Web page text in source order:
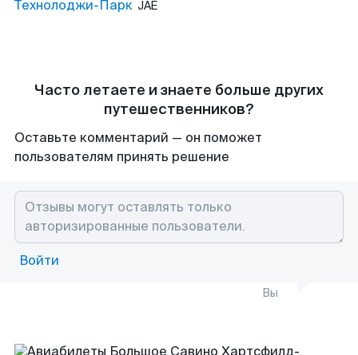
Технолоджи-Парк JAE
Часто летаете и знаете больше других
путешественников?
Оставьте комментарий — он поможет
пользователям принять решение
Войти
Вы